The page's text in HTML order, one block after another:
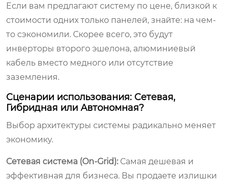
Если вам предлагают систему по цене, близкой к
стоимости одних только панелей, знайте: на чем-
то сэкономили. Скорее всего, это будут
инверторы второго эшелона, алюминиевый
кабель вместо медного или отсутствие
заземления.
Сценарии использования: Сетевая,
Гибридная или Автономная?
Выбор архитектуры системы радикально меняет
экономику.
Сетевая система (On-Grid): Самая дешевая и
эффективная для бизнеса. Вы продаете излишки